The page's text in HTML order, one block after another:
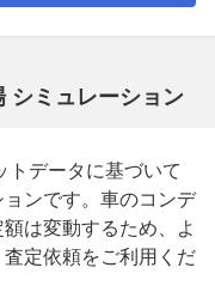
シミュレーション
トデータに基づいて
ンです。車のコンデ
は変動するため、よ
定依頼をご利用くだ